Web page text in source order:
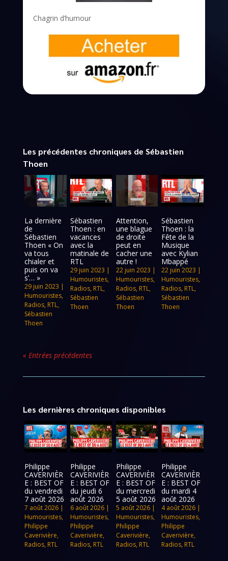
Chagrin d’humour
Les précédentes chroniques de Sébastien
Thoen
La dernière
de
Sébastien
Thoen « On
va tous
chialer et
puis on va
s’… »
29 juin 2023 |
Humouristes,
Radios, RTL,
Sébastien
Thoen
Sébastien
Thoen : en
vacances
avec la
matinale de
RTL
29 juin 2023 |
Humouristes,
Radios, RTL,
Sébastien
Thoen
Attention,
une blague
de droite
peut en
cacher une
autre !
22 juin 2023 |
Humouristes,
Radios, RTL,
Sébastien
Thoen
Sébastien
Thoen : la
Fête de la
Musique
avec Kylian
Mbappé
22 juin 2023 |
Humouristes,
Radios, RTL,
Sébastien
Thoen
« Entrées précédentes
Les dernières chroniques disponibles
Philippe
CAVERIVIÈR
E : BEST OF
du vendredi
7 août 2026
7 août 2026 |
Humouristes,
Philippe
Caverivière,
Radios, RTL
Philippe
CAVERIVIÈR
E : BEST OF
du jeudi 6
août 2026
6 août 2026|
Humouristes,
Philippe
Caverivière,
Radios, RTL
Philippe
CAVERIVIÈR
E : BEST OF
du mercredi
5 août 2026
5 août 2026|
Humouristes,
Philippe
Caverivière,
Radios, RTL
Philippe
CAVERIVIÈR
E : BEST OF
du mardi 4
août 2026
4 août 2026 |
Humouristes,
Philippe
Caverivière,
Radios, RTL